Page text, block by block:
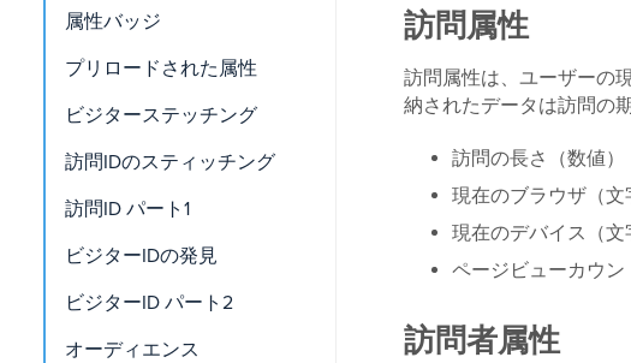
属性バッジ
プリロードされた属性
ビジターステッチング
訪問IDのスティッチング
訪問ID パート1
ビジターIDの発見
ビジターID パート2
オーディエンス
訪問属性
訪問属性は、ユーザーの
納されたデータは訪問の
訪問の長さ（数値）
現在のブラウザ（文
現在のデバイス（文
ページビューカウン
訪問者属性